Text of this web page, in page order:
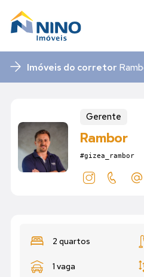
Imóveis do corretor
Gerente
Rambor
#gizea_rambor
2 quartos
1 vaga